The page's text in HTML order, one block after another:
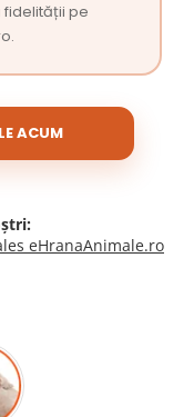
pe
ACUM
eHranaAnimale.ro